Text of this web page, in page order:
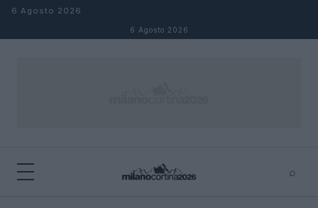
Salta al contenuto
6 Agosto 2026
6 Agosto 2026
⌕